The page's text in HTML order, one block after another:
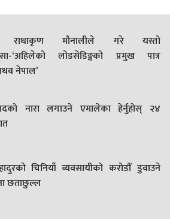
राधाकृण मौनालीले गरे यस्तो
‘अहिलेको लोडसेडिङ्गको प्रमुख पात्र
नेपाल’
नारा लगाउने एमालेका हेर्नुहोस् २४
चिनियाँ व्यवसायीको करोडौँ डुवाउने
छताछुल्ल